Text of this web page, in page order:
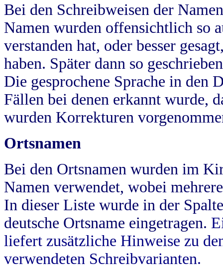
Bei den Schreibweisen der
Namen wurden offensichtlich so
verstanden hat, oder besser
haben. Später dann so
Die gesprochene Sprache in
Fällen bei denen erkannt wurde,
wurden Korrekturen
Ortsnamen
Bei den Ortsnamen wurden im
Namen verwendet, wobei
In dieser Liste wurde in der
deutsche Ortsname eingetragen.
liefert zusätzliche Hinweise zu
verwendeten Schreibvarianten.